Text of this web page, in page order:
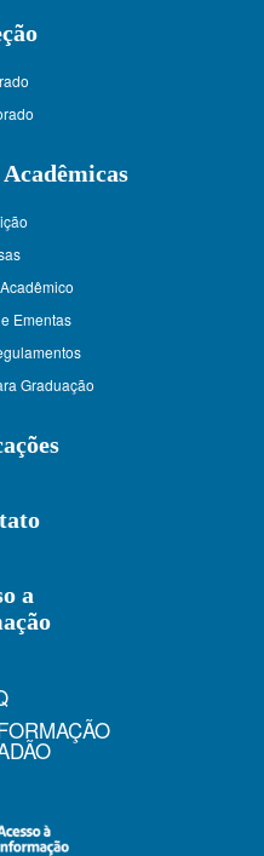
Ementas
Graduação
a